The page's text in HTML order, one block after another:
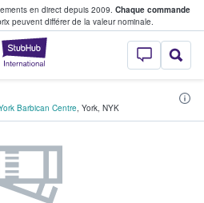
en direct depuis 2009. Chaque commande
peuvent différer de la valeur nominale.
StubHub - Où
des billets
Barbican Centre, York, NYK